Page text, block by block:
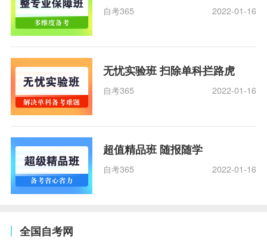
自考365 2022-01-16
无忧实验班 扫除单科拦路虎
自考365 2022-01-16
超值精品班 随报随学
自考365 2022-01-16
全国自考网